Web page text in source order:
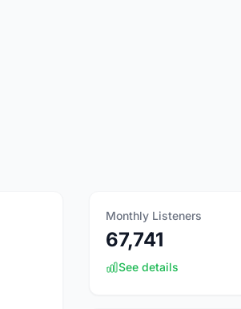
Monthly Listeners
67,741
See details